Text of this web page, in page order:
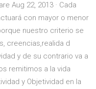
Aug 22, 2013 · Cada
con mayor o menor
nuestro criterio se
creencias,realida d
y de su contrario va a
remitimos a la vida
y Objetividad en la